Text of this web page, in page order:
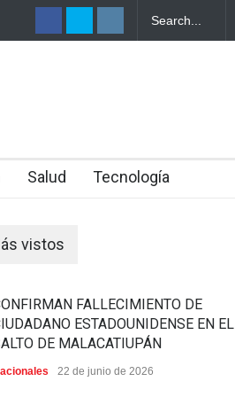
Salud Tecnología
vistos
FALLECIMIENTO DE
ESTADOUNIDENSE EN EL
DE MALACATIUPÁN
22 de junio de 2026